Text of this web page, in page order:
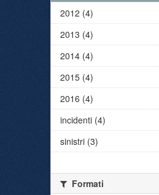
2012 (4)
2013 (4)
2014 (4)
2015 (4)
2016 (4)
incidenti (4)
sinistri (3)
Formati